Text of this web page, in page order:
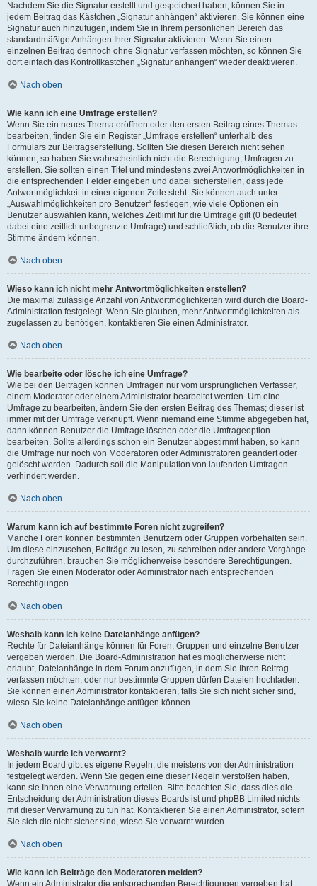
Nachdem Sie die Signatur erstellt und gespeichert haben, können Sie in
jedem Beitrag das Kästchen „Signatur anhängen“ aktivieren. Sie können eine
Signatur auch hinzufügen, indem Sie in Ihrem persönlichen Bereich das
standardmäßige Anhängen Ihrer Signatur aktivieren. Wenn Sie einen
einzelnen Beitrag dennoch ohne Signatur verfassen möchten, so können Sie
dort einfach das Kontrollkästchen „Signatur anhängen“ wieder deaktivieren.
Nach oben
Wie kann ich eine Umfrage erstellen?
Wenn Sie ein neues Thema eröffnen oder den ersten Beitrag eines Themas
bearbeiten, finden Sie ein Register „Umfrage erstellen“ unterhalb des
Formulars zur Beitragserstellung. Sollten Sie diesen Bereich nicht sehen
können, so haben Sie wahrscheinlich nicht die Berechtigung, Umfragen zu
erstellen. Sie sollten einen Titel und mindestens zwei Antwortmöglichkeiten in
die entsprechenden Felder eingeben und dabei sicherstellen, dass jede
Antwortmöglichkeit in einer eigenen Zeile steht. Sie können auch unter
„Auswahlmöglichkeiten pro Benutzer“ festlegen, wie viele Optionen ein
Benutzer auswählen kann, welches Zeitlimit für die Umfrage gilt (0 bedeutet
dabei eine zeitlich unbegrenzte Umfrage) und schließlich, ob die Benutzer ihre
Stimme ändern können.
Nach oben
Wieso kann ich nicht mehr Antwortmöglichkeiten erstellen?
Die maximal zulässige Anzahl von Antwortmöglichkeiten wird durch die Board-
Administration festgelegt. Wenn Sie glauben, mehr Antwortmöglichkeiten als
zugelassen zu benötigen, kontaktieren Sie einen Administrator.
Nach oben
Wie bearbeite oder lösche ich eine Umfrage?
Wie bei den Beiträgen können Umfragen nur vom ursprünglichen Verfasser,
einem Moderator oder einem Administrator bearbeitet werden. Um eine
Umfrage zu bearbeiten, ändern Sie den ersten Beitrag des Themas; dieser ist
immer mit der Umfrage verknüpft. Wenn niemand eine Stimme abgegeben hat,
dann können Benutzer die Umfrage löschen oder die Umfrageoption
bearbeiten. Sollte allerdings schon ein Benutzer abgestimmt haben, so kann
die Umfrage nur noch von Moderatoren oder Administratoren geändert oder
gelöscht werden. Dadurch soll die Manipulation von laufenden Umfragen
verhindert werden.
Nach oben
Warum kann ich auf bestimmte Foren nicht zugreifen?
Manche Foren können bestimmten Benutzern oder Gruppen vorbehalten sein.
Um diese einzusehen, Beiträge zu lesen, zu schreiben oder andere Vorgänge
durchzuführen, brauchen Sie möglicherweise besondere Berechtigungen.
Fragen Sie einen Moderator oder Administrator nach entsprechenden
Berechtigungen.
Nach oben
Weshalb kann ich keine Dateianhänge anfügen?
Rechte für Dateianhänge können für Foren, Gruppen und einzelne Benutzer
vergeben werden. Die Board-Administration hat es möglicherweise nicht
erlaubt, Dateianhänge in dem Forum anzufügen, in dem Sie Ihren Beitrag
verfassen möchten, oder nur bestimmte Gruppen dürfen Dateien hochladen.
Sie können einen Administrator kontaktieren, falls Sie sich nicht sicher sind,
wieso Sie keine Dateianhänge anfügen können.
Nach oben
Weshalb wurde ich verwarnt?
In jedem Board gibt es eigene Regeln, die meistens von der Administration
festgelegt werden. Wenn Sie gegen eine dieser Regeln verstoßen haben,
kann sie Ihnen eine Verwarnung erteilen. Bitte beachten Sie, dass dies die
Entscheidung der Administration dieses Boards ist und phpBB Limited nichts
mit dieser Verwarnung zu tun hat. Kontaktieren Sie einen Administrator, sofern
Sie sich die nicht sicher sind, wieso Sie verwarnt wurden.
Nach oben
Wie kann ich Beiträge den Moderatoren melden?
Wenn ein Administrator die entsprechenden Berechtigungen vergeben hat,